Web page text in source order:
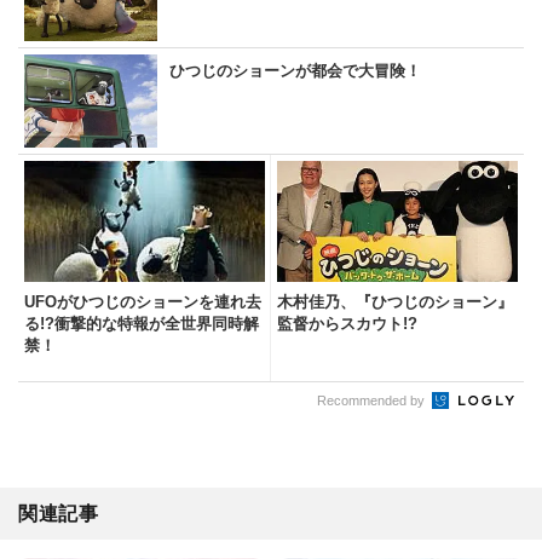
ひつじのショーンが都会で大冒険！
UFOがひつじのショーンを連れ去
る!?衝撃的な特報が全世界同時解
禁！
木村佳乃、『ひつじのショーン』
監督からスカウト!?
Recommended by
関連記事